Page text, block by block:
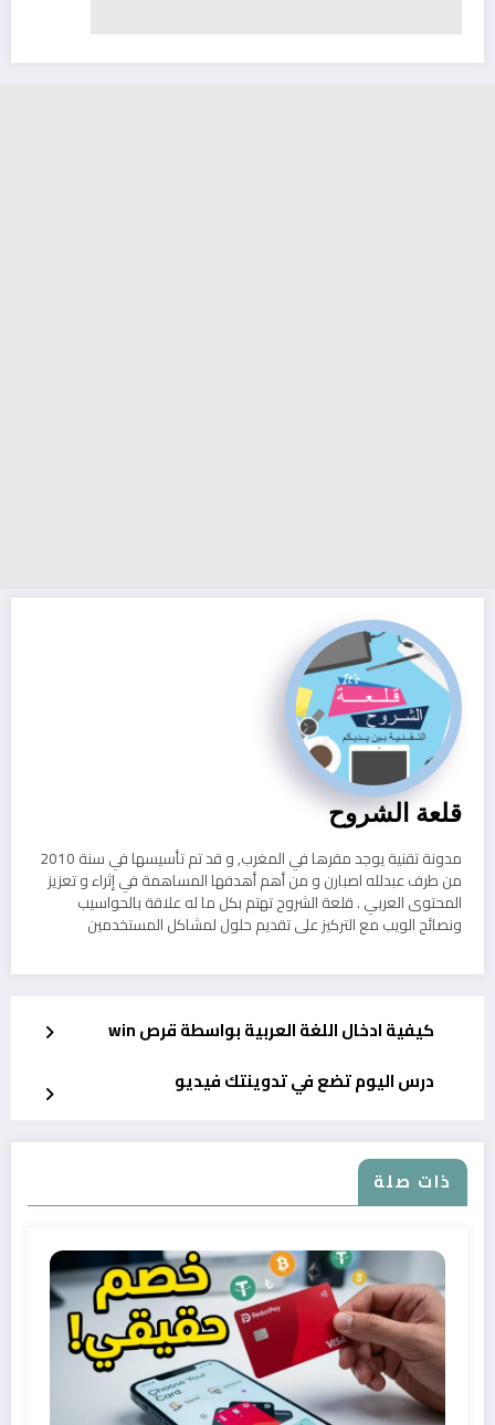
قلعة الشروح
مدونة تقنية يوجد مقرها في المغرب, و قد تم تأسيسها في سنة 2010
من طرف عبدلله اصبارن و من أهم أهدفها المساهمة في إثراء و تعزيز
المحتوى العربي . قلعة الشروح تهتم بكل ما له علاقة بالحواسيب
ونصائح الويب مع التركيز على تقديم حلول لمشاكل المستخدمين
كيفية ادخال اللغة العربية بواسطة قرص win
درس اليوم تضع في تدوينتك فيديو
ذات صلة